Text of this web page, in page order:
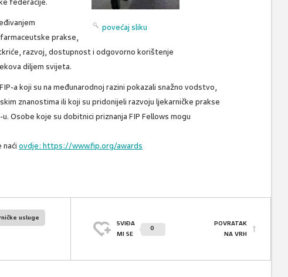
povećaj sliku
federacije.
prakse,
razvoj, dostupnost i odgovorno korištenje
diljem svijeta.
a koji su na međunarodnoj razini pokazali snažno vodstvo,
znanostima ili koji su pridonijeli razvoju ljekarničke prakse
Osobe koje su dobitnici priznanja FIP Fellows mogu
naćiovdje: https://www.fip.org/awards
usluge
SVIĐA
MI SE
0
POVRATAK
NA VRH